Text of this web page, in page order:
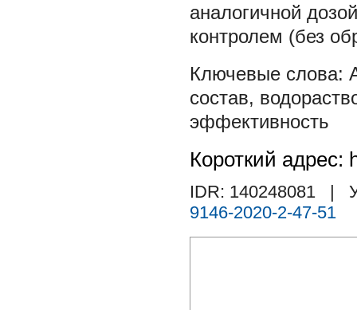
аналогичной
контролем (без
состав,
эффективность
Короткий адрес:
IDR: 140248081
|
9146-2020-2-47-51